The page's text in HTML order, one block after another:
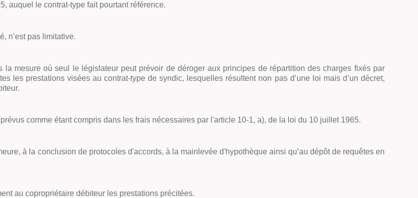
auquel le contrat-type fait pourtant référence.
n’est pas limitative.
mesure où seul le législateur peut prévoir de déroger aux principes de répartition des charges fixés par
les prestations visées au contrat-type de syndic, lesquelles résultent non pas d’une loi mais d’un décret,
comme étant compris dans les frais nécessaires par l'article 10-1, a), de la loi du 10 juillet 1965.
à la conclusion de protocoles d'accords, à la mainlevée d'hypothèque ainsi qu’au dépôt de requêtes en
au copropriétaire débiteur les prestations précitées.